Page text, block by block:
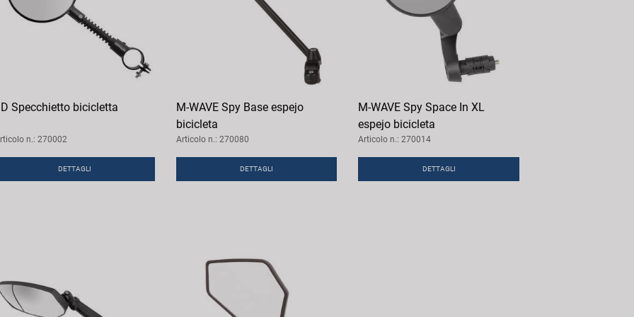
Specchietto bicicletta
n.: 270002
DETTAGLI
M-WAVE Spy Base espejo
bicicleta
Articolo n.: 270080
DETTAGLI
M-WAVE Spy Space In XL
espejo bicicleta
Articolo n.: 270014
DETTAGLI